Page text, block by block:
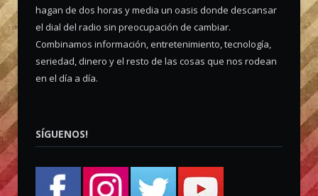
hagan de dos horas y media un oasis donde descansar
el dial del radio sin preocupación de cambiar.
Combinamos información, entretenimiento, tecnología,
seriedad, dinero y el resto de las cosas que nos rodean
en el día a día.
SÍGUENOS!